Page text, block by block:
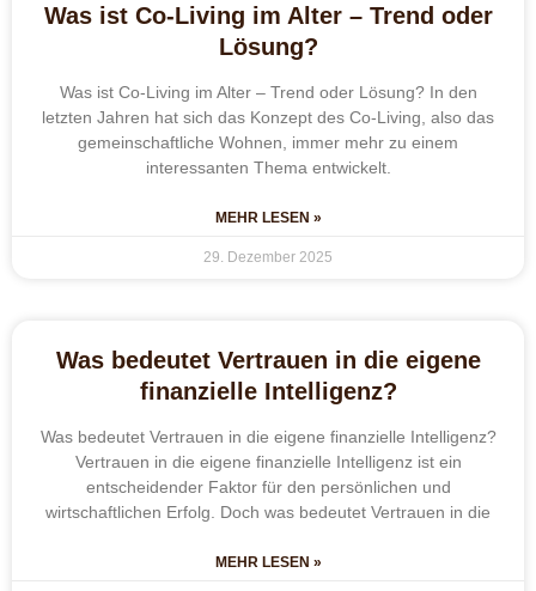
Was ist Co-Living im Alter – Trend oder
Lösung?
Was ist Co-Living im Alter – Trend oder Lösung? In den
letzten Jahren hat sich das Konzept des Co-Living, also das
gemeinschaftliche Wohnen, immer mehr zu einem
interessanten Thema entwickelt.
MEHR LESEN »
29. Dezember 2025
Was bedeutet Vertrauen in die eigene
finanzielle Intelligenz?
Was bedeutet Vertrauen in die eigene finanzielle Intelligenz?
Vertrauen in die eigene finanzielle Intelligenz ist ein
entscheidender Faktor für den persönlichen und
wirtschaftlichen Erfolg. Doch was bedeutet Vertrauen in die
MEHR LESEN »